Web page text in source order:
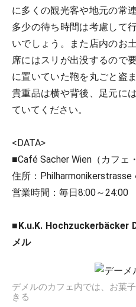
に多くの観光客や地元の常
多少の待ち時間は考慮して
いでしょう。また店内のお
席にはスリが出没するので
に置いていた鞄を丸ごと盗
貴重品は横や背後、足元に
ていてください。
<DATA>
■Café Sacher Wien（カフェ
住所：Philharmonikerstrasse
営業時間：毎日8:00～24:00
■K.u.K. Hochzuckerbäcker
メル
デメルのカフェ内では、お菓
きる